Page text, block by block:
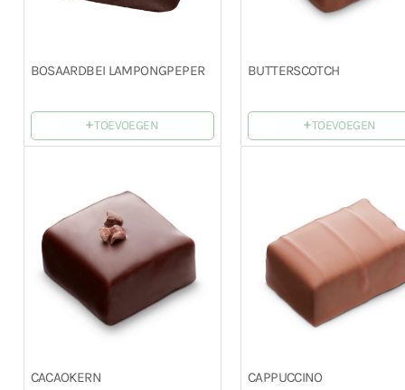
BOSAARDBEI LAMPONGPEPER
+TOEVOEGEN
BUTTERSCOTCH
+TOEVOEGEN
CACAOKERN CAPPUCCINO